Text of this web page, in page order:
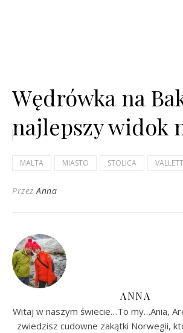
Wędrówka na
najlepszy widok
Nærøyfjord...
MALTA MIASTO STOLICA
PrzezAnna
ANNA
Witaj w naszym świecie…To my…Ania,
zwiedzisz cudowne zakątki Norwegii,